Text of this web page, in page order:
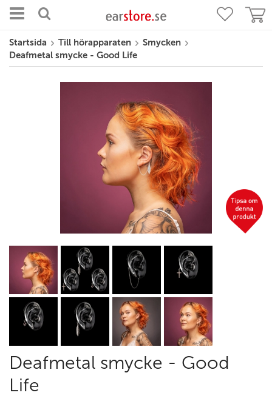
Startsida Till hörapparaten
Smycken
Deafmetal smycke - Good Life
Deafmetal smycke - Good
Life